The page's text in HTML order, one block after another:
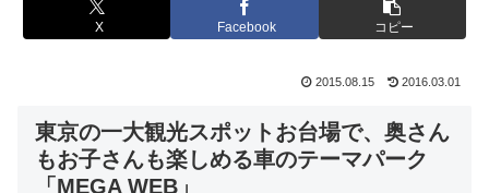
X Facebook コピー
2015.08.15 2016.03.01
東京の一大観光スポットお台場で、奥さん
もお子さんも楽しめる車のテーマパーク
「MEGA WEB」